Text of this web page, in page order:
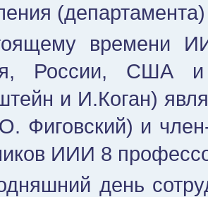
времени
России, США
и И.Коган)
Фиговский) и
ИИИ 8
день